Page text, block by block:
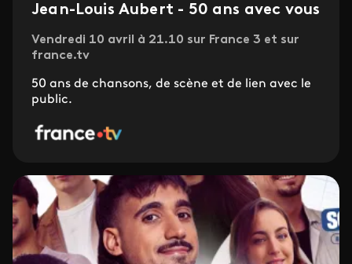
Jean-Louis Aubert - 50 ans avec vous
Vendredi 10 avril à 21.10 sur France 3 et sur
france.tv
50 ans de chansons, de scène et de lien avec le
public.